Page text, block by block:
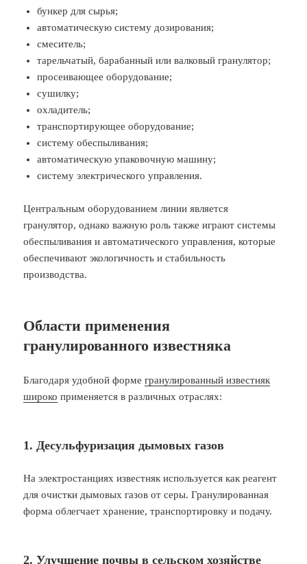
бункер для сырья;
автоматическую систему дозирования;
смеситель;
тарельчатый, барабанный или валковый гранулятор;
просеивающее оборудование;
сушилку;
охладитель;
транспортирующее оборудование;
систему обеспыливания;
автоматическую упаковочную машину;
систему электрического управления.
Центральным оборудованием линии является
гранулятор, однако важную роль также играют системы
обеспыливания и автоматического управления, которые
обеспечивают экологичность и стабильность
производства.
Области применения
гранулированного известняка
Благодаря удобной формегранулированный известняк
широко применяется в различных отраслях:
1. Десульфуризация дымовых газов
На электростанциях известняк используется как реагент
для очистки дымовых газов от серы. Гранулированная
форма облегчает хранение, транспортировку и подачу.
2. Улучшение почвы в сельском хозяйстве